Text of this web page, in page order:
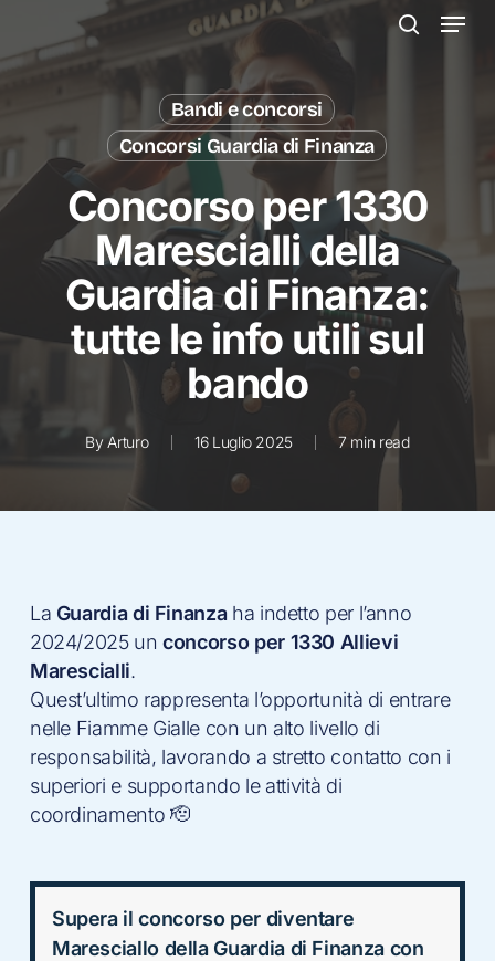
main
Menu
Bandi e concorsi
Concorsi Guardia di Finanza
Concorso per 1330
Marescialli della
Guardia di Finanza:
tutte le info utili sul
bando
By Arturo 16 Luglio 2025 7 min read
La Guardia di Finanza ha indetto per l’anno
2024/2025 unconcorso per 1330 Allievi
Marescialli.
Quest’ultimo rappresenta l’opportunità di entrare
nelle Fiamme Gialle con un alto livello di
responsabilità, lavorando a stretto contatto con i
superiori e supportando le attività di
coordinamento 🫡
Supera il concorso per diventare
Maresciallo della Guardia di Finanza con